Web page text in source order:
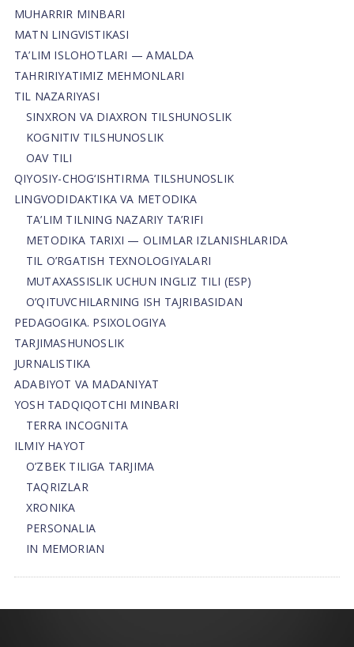
MUHARRIR MINBARI
MATN LINGVISTIKASI
TA’LIM ISLOHOTLARI — AMALDA
TAHRIRIYATIMIZ MEHMONLARI
TIL NAZARIYASI
SINXRON VA DIAXRON TILSHUNOSLIK
KOGNITIV TILSHUNOSLIK
OAV TILI
QIYOSIY-CHOG‘ISHTIRMA TILSHUNOSLIK
LINGVODIDAKTIKA VA METODIKA
TA’LIM TILNING NAZARIY TA’RIFI
METODIKA TARIXI — OLIMLAR IZLANISHLARIDA
TIL O’RGATISH TEXNOLOGIYALARI
MUTAXASSISLIK UCHUN INGLIZ TILI (ESP)
O’QITUVCHILARNING ISH TAJRIBASIDAN
PEDAGOGIKA. PSIXOLOGIYA
TARJIMASHUNOSLIK
JURNALISTIKA
ADABIYOT VA MADANIYAT
YOSH TADQIQOTCHI MINBARI
TERRA INCOGNITA
ILMIY HAYOT
O’ZBEK TILIGA TARJIMA
TAQRIZLAR
XRONIKA
PERSONALIA
IN MEMORIAN